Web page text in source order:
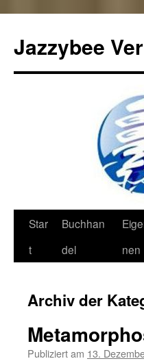
Jazzybee
Zum
Inhalt
Star
t
Buchhan
del
nen
Archiv der
Publiziert am 13.